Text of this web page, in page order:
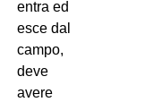
entra ed
esce dal
campo,
deve
avere